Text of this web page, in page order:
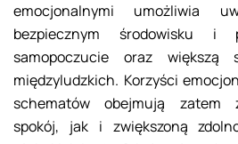
emocjonalnymi umożliwia
bezpiecznym środowisku i
samopoczucie oraz większą
międzyludzkich. Korzyści
schematów obejmują zatem
spokój, jak i zwiększoną